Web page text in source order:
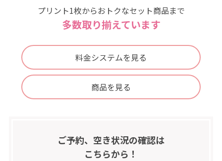
プリント1枚からおトクなセット商品まで
多数取り揃えています
料金システムを見る
商品を見る
ご予約、空き状況の確認は
こちらから！